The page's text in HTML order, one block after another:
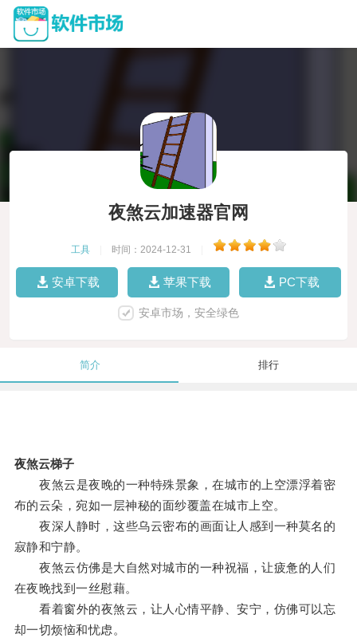
夜煞云加速器官网
工具 时间：2024-12-31
安卓下载 苹果下载 PC下载
安卓市场，安全绿色
简介 排行
夜煞云梯子
夜煞云是夜晚的一种特殊景象，在城市的上空漂浮着密
布的云朵，宛如一层神秘的面纱覆盖在城市上空。
夜深人静时，这些乌云密布的画面让人感到一种莫名的
寂静和宁静。
夜煞云仿佛是大自然对城市的一种祝福，让疲惫的人们
在夜晚找到一丝慰藉。
看着窗外的夜煞云，让人心情平静、安宁，仿佛可以忘
却一切烦恼和忧虑。